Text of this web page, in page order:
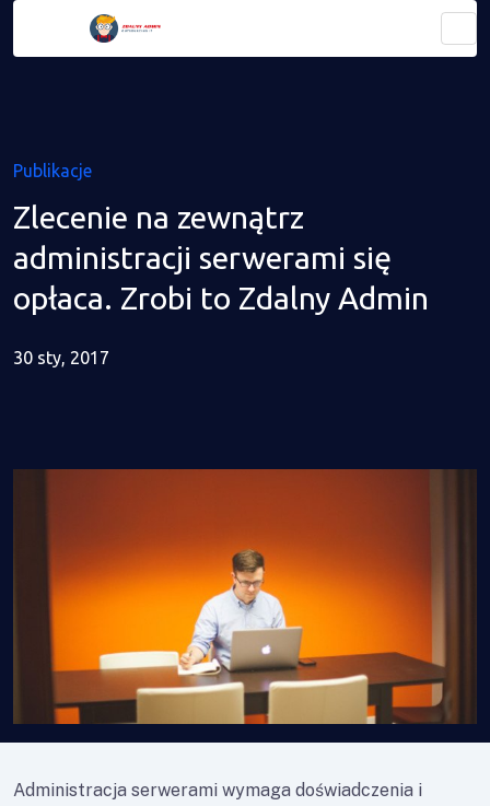
Publikacje
Zlecenie na zewnątrz
administracji serwerami się
opłaca. Zrobi to Zdalny Admin
30 sty, 2017
Administracja serwerami wymaga doświadczenia i